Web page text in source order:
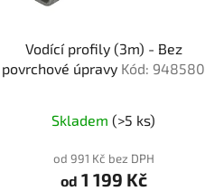
Vodící profily (3m) - Bez
povrchové úpravy Kód: 948580
Skladem(>5 ks)
od 991 Kč bez DPH
od 1 199 Kč